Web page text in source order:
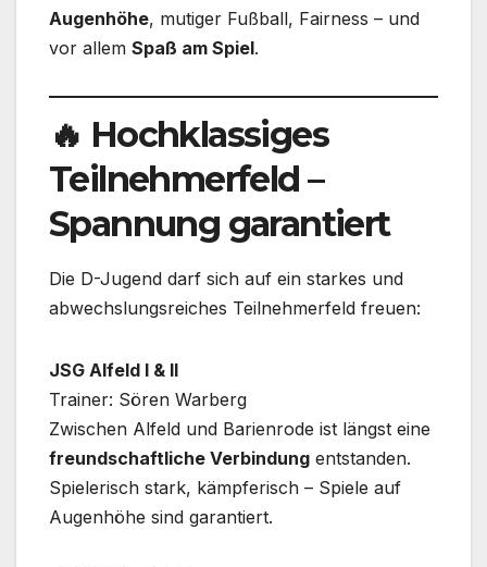
Augenhöhe, mutiger Fußball, Fairness – und
vor allem Spaß am Spiel.
🔥 Hochklassiges
Teilnehmerfeld –
Spannung garantiert
Die D-Jugend darf sich auf ein starkes und
abwechslungsreiches Teilnehmerfeld freuen:
JSG Alfeld I & II
Trainer: Sören Warberg
Zwischen Alfeld und Barienrode ist längst eine
freundschaftliche Verbindung entstanden.
Spielerisch stark, kämpferisch – Spiele auf
Augenhöhe sind garantiert.